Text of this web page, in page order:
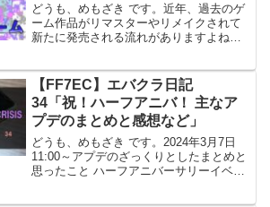
どうも、めもざき です。近年、過去のゲ
ーム作品がリマスターやリメイクされて
新たに発売される流れがありますよね。
って、この、リマスターやリメイクの発
売はとても嬉しいです。...
【FF7EC】エバクラ日記
34「祝！ハーフアニバ！ 主なア
プデのまとめと感想など」
どうも、めもざき です。2024年3月7日
11:00～アプデのざっくりとしたまとめと
思ったこと ハーフアニバーサリーイベン